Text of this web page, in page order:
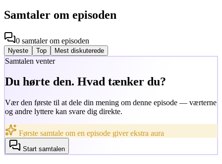
Samtaler om episoden
0 samtalerom episoden
Nyeste Top Mest diskuterede
Samtalen venter
Du hørte den. Hvad tænker du?
Vær den første til at dele din mening om denne episode — værterne
og andre lyttere kan svare dig direkte.
Første samtale om en episode giver ekstra aura
Start samtalen